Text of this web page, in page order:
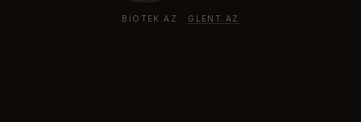
BIOTEK.AZ · GLENT.AZ